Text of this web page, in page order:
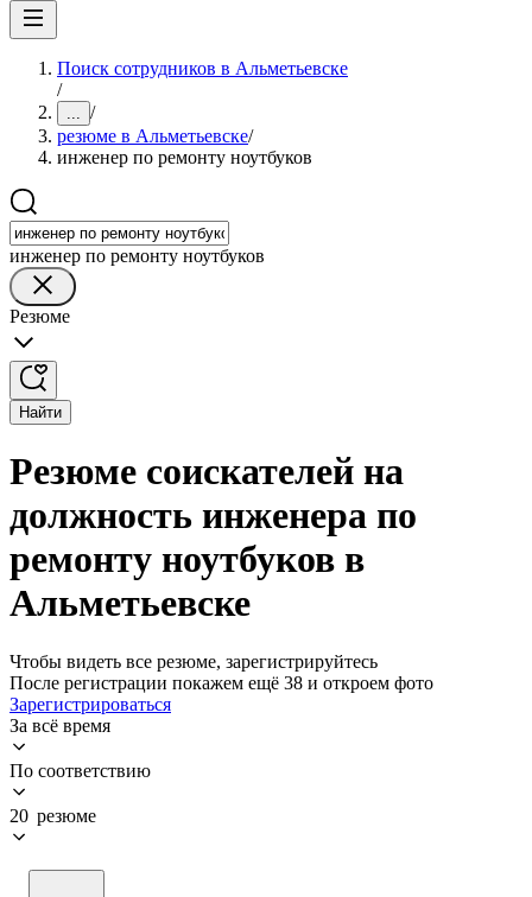
Поиск сотрудников в Альметьевске
/
... /
резюме в Альметьевске/
инженер по ремонту ноутбуков
инженер по ремонту ноутбуков
Резюме
Найти
Резюме соискателей на
должность инженера по
ремонту ноутбуков в
Альметьевске
Чтобы видеть все резюме, зарегистрируйтесь
После регистрации покажем ещё 38 и откроем фото
Зарегистрироваться
За всё время
По соответствию
20 резюме